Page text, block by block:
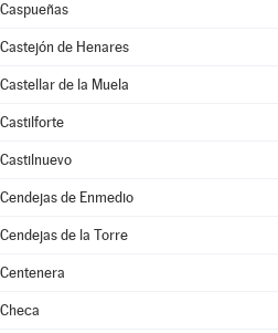
Caspueñas
Castejón de Henares
Castellar de la Muela
Castilforte
Castilnuevo
Cendejas de Enmedio
Cendejas de la Torre
Centenera
Checa